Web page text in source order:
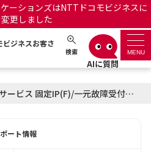
ーションズはNTTドコモビジネスに
更しました
ジネスお客さ
検索 MENU
まサポート 日本語 English
サービス名から探す : OCN 光サービス 固定IP(F)/一元故障受付に関する工事・故障情報
ート情報